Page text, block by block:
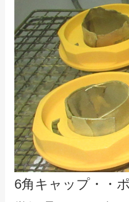
6角キャップ・・